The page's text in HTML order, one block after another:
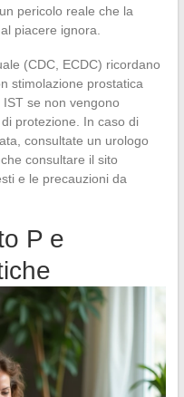
pericolo reale che la
piacere ignora.
(CDC, ECDC) ricordano
stimolazione prostatica
se non vengono
protezione. In caso di
consultate un urologo
consultare il sito
e le precauzioni da
P e